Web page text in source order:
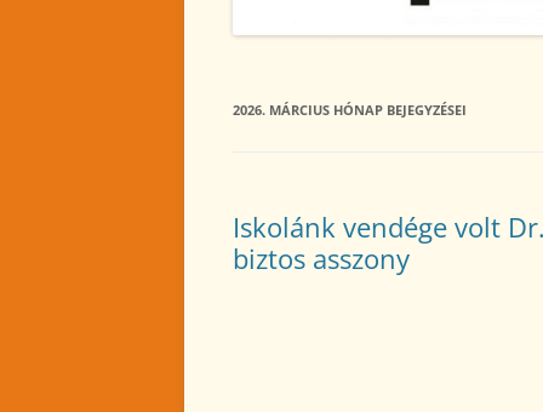
2024. AUGUSZTUS
2024. ÁPRILIS
2026. MÁRCIUS HÓNAP BEJEGYZÉSEI
Iskolánk vendége volt
biztos asszony